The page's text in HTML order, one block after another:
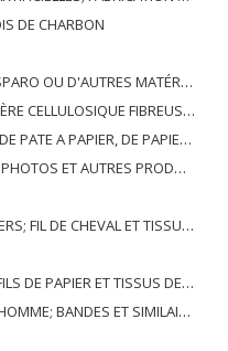
DE CHARBON
DE COULÉE; BASKETWARE ET WICKERWORK
OU CARTON RÉCUPÉRÉ (DÉCHETS ET DÉCHETS)
PAPIER, DE PAPIER OU DE CARTON
DE L'IMPRIMERIE; MANUSCRITS, TYPESCRIPTS ET PLANS
DE CHEVAL ET TISSU TISSÉ
ET TISSUS DE FILS DE PAPIER
DE MATIERES TEXTILES SYNTHETIQUES